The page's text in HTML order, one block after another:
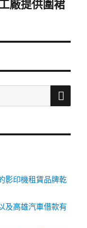
廠提供圍裙
搜
影印機租賃品牌乾
及高雄汽車借款有